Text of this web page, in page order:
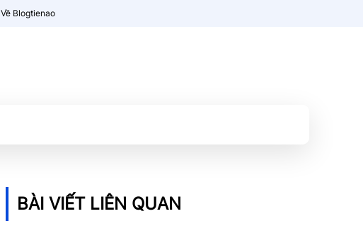
Về Blogtienao
BÀI VIẾT LIÊN QUAN